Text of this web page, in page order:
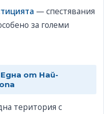
— спестявания
за големи
от Най-
територия с